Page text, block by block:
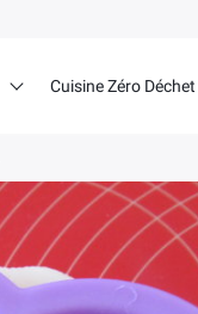
Cuisine Zéro Déchet